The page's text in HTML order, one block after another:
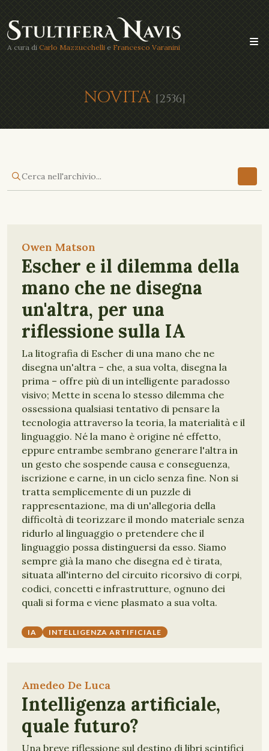
A cura di Carlo Mazzucchelli e Francesco Varanini
NOVITA' [2536]
Owen Matson
Escher e il dilemma della
mano che ne disegna
un'altra, per una
riflessione sulla IA
La litografia di Escher di una mano che ne
disegna un'altra – che, a sua volta, disegna la
prima – offre più di un intelligente paradosso
visivo; Mette in scena lo stesso dilemma che
ossessiona qualsiasi tentativo di pensare la
tecnologia attraverso la teoria, la materialità e il
linguaggio. Né la mano è origine né effetto,
eppure entrambe sembrano generare l'altra in
un gesto che sospende causa e conseguenza,
iscrizione e carne, in un ciclo senza fine. Non si
tratta semplicemente di un puzzle di
rappresentazione, ma di un'allegoria della
difficoltà di teorizzare il mondo materiale senza
ridurlo al linguaggio o pretendere che il
linguaggio possa distinguersi da esso. Siamo
sempre già la mano che disegna ed è tirata,
situata all'interno del circuito ricorsivo di corpi,
codici, concetti e infrastrutture, ognuno dei
quali si forma e viene plasmato a sua volta.
IA INTELLIGENZA ARTIFICIALE
Amedeo De Luca
Intelligenza artificiale,
quale futuro?
Una breve riflessione sul destino di libri scintifici